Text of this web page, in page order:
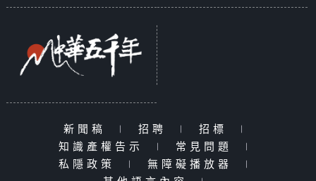
新聞稿 | 招聘 | 招標
|
知識產權告示
| 常見問題
|
私隱政策
| 無障礙播放器
|